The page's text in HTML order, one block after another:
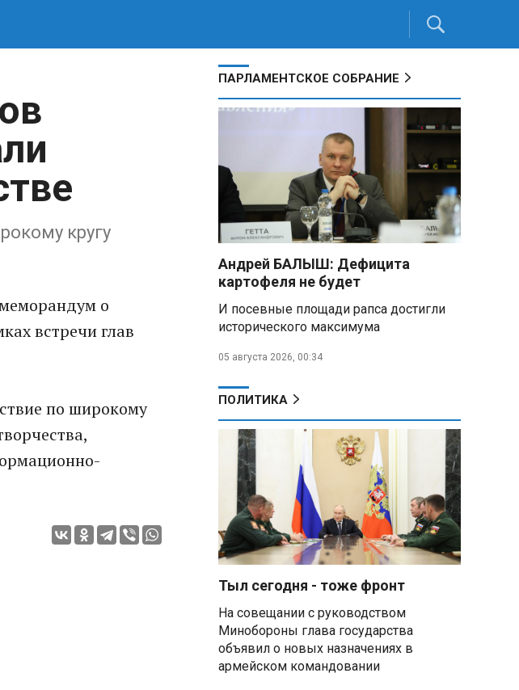
кругу
о
встречи глав
по широкому
ПАРЛАМЕНТСКОЕ СОБРАНИЕ
Андрей БАЛЫШ: Дефицита
картофеля не будет
И посевные площади рапса достигли
исторического максимума
05 августа 2026, 00:34
ПОЛИТИКА
Тыл сегодня - тоже фронт
На совещании с руководством
Минобороны глава государства
объявил о новых назначениях в
армейском командовании